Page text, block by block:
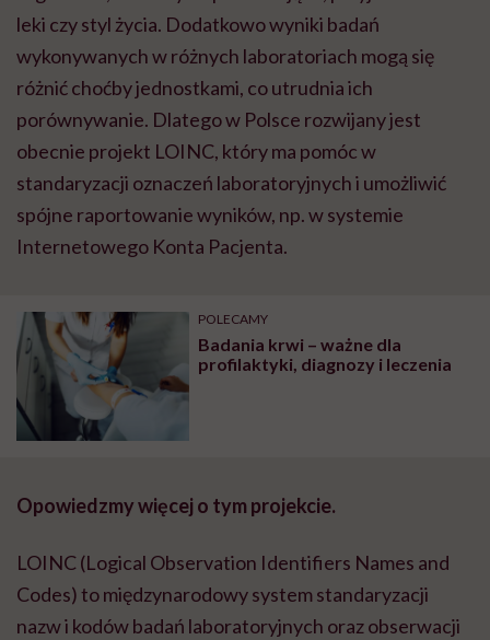
leki czy styl życia. Dodatkowo wyniki badań
wykonywanych w różnych laboratoriach mogą się
różnić choćby jednostkami, co utrudnia ich
porównywanie. Dlatego w Polsce rozwijany jest
obecnie projekt LOINC, który ma pomóc w
standaryzacji oznaczeń laboratoryjnych i umożliwić
spójne raportowanie wyników, np. w systemie
Internetowego Konta Pacjenta.
POLECAMY
Badania krwi – ważne dla
profilaktyki, diagnozy i leczenia
Opowiedzmy więcej o tym projekcie.
LOINC (Logical Observation Identifiers Names and
Codes) to międzynarodowy system standaryzacji
nazw i kodów badań laboratoryjnych oraz obserwacji